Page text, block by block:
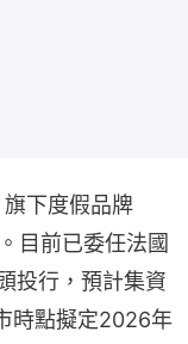
下度假品牌
目前已委任法國
投行，預計集資
時點擬定2026年